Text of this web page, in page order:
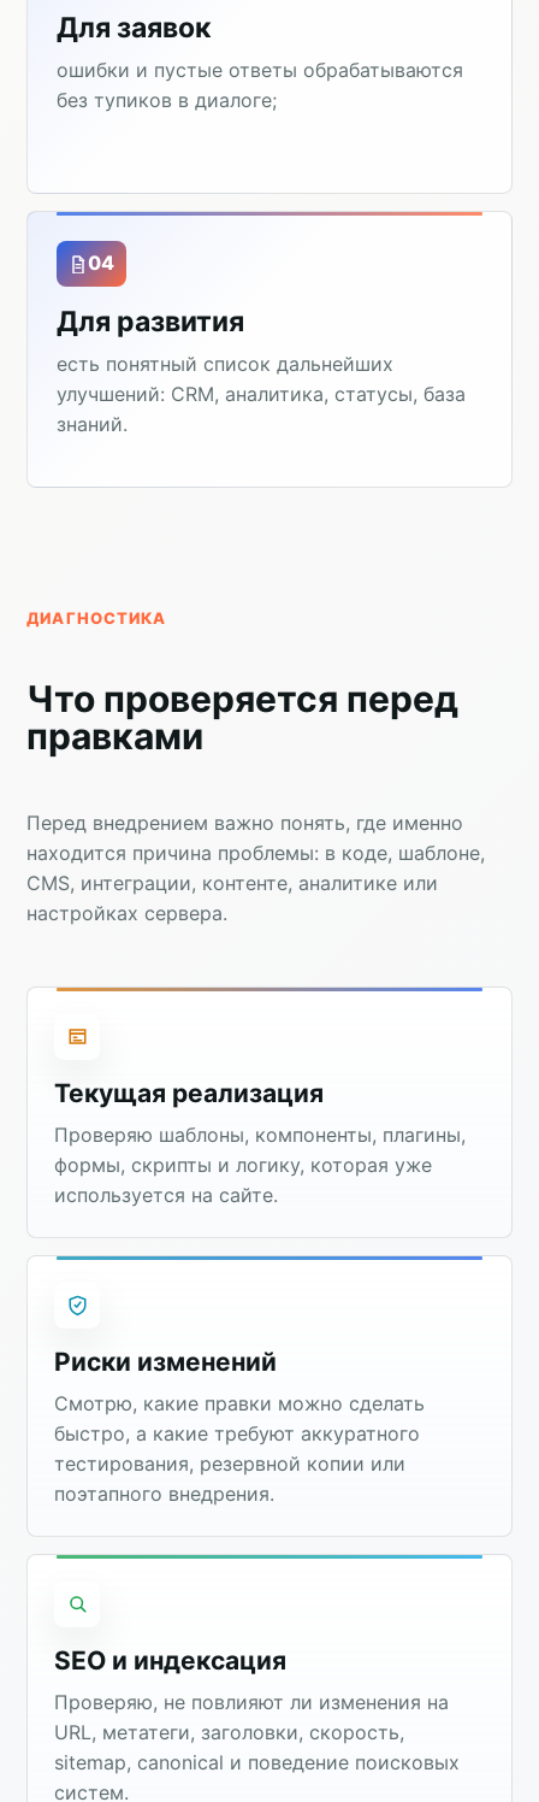
Для заявок
ошибки и пустые ответы обрабатываются
без тупиков в диалоге;
04
Для развития
есть понятный список дальнейших
улучшений: CRM, аналитика, статусы, база
знаний.
ДИАГНОСТИКА
Что проверяется перед
правками
Перед внедрением важно понять, где именно
находится причина проблемы: в коде, шаблоне,
CMS, интеграции, контенте, аналитике или
настройках сервера.
Текущая реализация
Проверяю шаблоны, компоненты, плагины,
формы, скрипты и логику, которая уже
используется на сайте.
Риски изменений
Смотрю, какие правки можно сделать
быстро, а какие требуют аккуратного
тестирования, резервной копии или
поэтапного внедрения.
SEO и индексация
Проверяю, не повлияют ли изменения на
URL, метатеги, заголовки, скорость,
sitemap, canonical и поведение поисковых
систем.